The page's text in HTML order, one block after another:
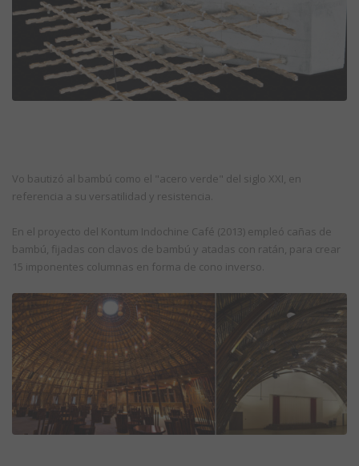
Vo bautizó al bambú como el "acero verde" del siglo XXI, en
referencia a su versatilidad y resistencia.
En el proyecto del Kontum Indochine Café (2013) empleó cañas de
bambú, fijadas con clavos de bambú y atadas con ratán, para crear
15 imponentes columnas en forma de cono inverso.